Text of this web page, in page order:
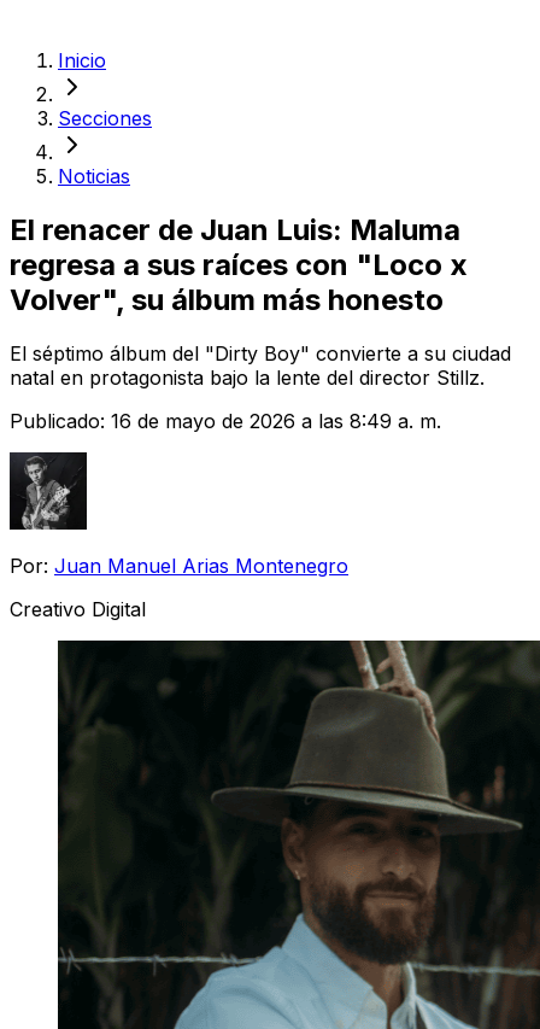
Inicio
Secciones
Noticias
El renacer de Juan Luis: Maluma
regresa a sus raíces con "Loco x
Volver", su álbum más honesto
El séptimo álbum del "Dirty Boy" convierte a su ciudad
natal en protagonista bajo la lente del director Stillz.
Publicado: 16 de mayo de 2026 a las 8:49 a. m.
Por: Juan Manuel Arias Montenegro
Creativo Digital